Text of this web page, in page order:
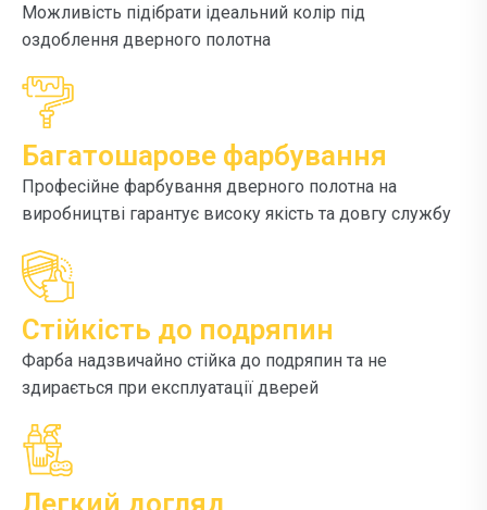
Можливість підібрати ідеальний колір під
оздоблення дверного полотна
Багатошарове фарбування
Професійне фарбування дверного полотна на
виробництві гарантує високу якість та довгу службу
Стійкість до подряпин
Фарба надзвичайно стійка до подряпин та не
здирається при експлуатації дверей
Легкий догляд